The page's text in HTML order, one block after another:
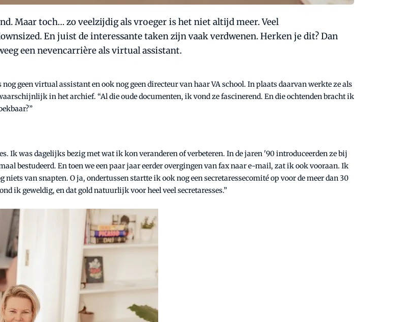
Maar toch… zo veelzijdig als vroeger is het niet altijd meer. Veel
En juist de interessante taken zijn vaak verdwenen. Herken je dit? Dan
een nevencarrière als virtual assistant.
geen virtual assistant en ook nog geen directeur van haar VA school. In plaats daarvan werkte ze als
in het archief. “Al die oude documenten, ik vond ze fascinerend. En die ochtenden bracht ik
Ik was dagelijks bezig met wat ik kon veranderen of verbeteren. In de jaren '90 introduceerden ze bij
bestudeerd. En toen we een paar jaar eerder overgingen van fax naar e-mail, zat ik ook vooraan. Ik
niets van snapten. O ja, ondertussen startte ik ook nog een secretaressecomité op voor de meer dan 30
ik geweldig, en dat gold natuurlijk voor heel veel secretaresses.”